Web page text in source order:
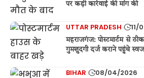
पर कड़ी कार्रवाई की मांग की
UTTAR PRADESH 11/
महराजगंज: पोस्टमार्टम से
गुमशुदगी दर्ज कराने पहुंचे
BIHAR 08/04/2026